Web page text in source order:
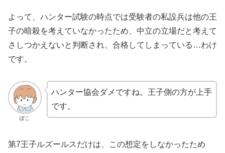
よって、ハンター試験の時点では受験者の私設兵は他の王
子の暗殺を考えていなかったため、中立の立場だと考えて
さしつかえないと判断され、合格してしまっている…わけ
です。
ぽこ
ハンター協会ダメですね。王子側の方が上手
です。
第7王子ルズールスだけは、この想定をしなかったため